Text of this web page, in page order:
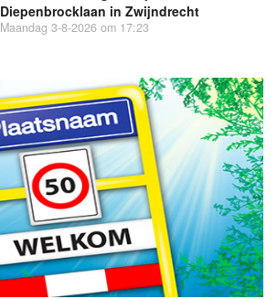
Diepenbrocklaan in Zwijndrecht
Maandag 3-8-2026 om 17:23